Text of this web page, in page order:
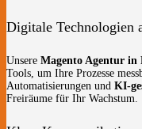
Digitale Technologien
Unsere Magento Agentur in
Tools, um Ihre Prozesse
Automatisierungen und KI-
Freiräume für Ihr Wachstum.